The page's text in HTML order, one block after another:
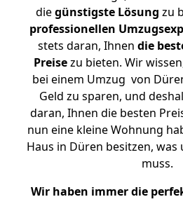
diegünstigste Lösung zu
professionellen
stets daran, Ihnen die
Preisezu bieten. Wir
bei einem Umzug von
Geld zu sparen, und
daran, Ihnen die besten
nun eine kleine Wohnung
Haus in Düren besitzen,
muss.
Wir haben immer die